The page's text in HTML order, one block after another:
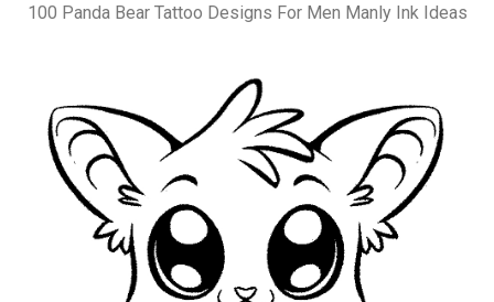
100 Panda Bear Tattoo Designs For Men Manly Ink Ideas